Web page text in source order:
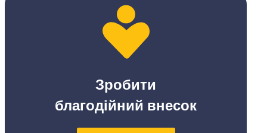
Зробити
благодійний внесок